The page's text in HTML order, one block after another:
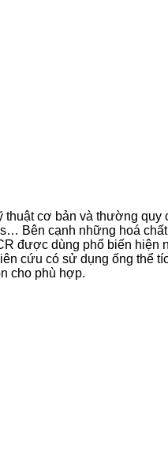
cơ bản và thường quy
Bên cạnh những hoá
được dùng phổ biến hiện
cứu có sử dụng ống thể
cho phù hợp.